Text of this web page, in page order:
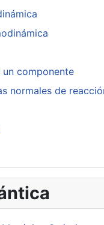
componente
normales de